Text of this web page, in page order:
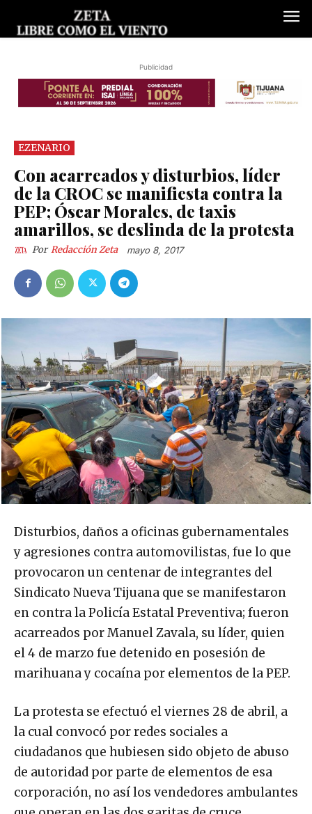
Publicidad
EZENARIO
Con acarreados y disturbios, líder
de la CROC se manifiesta contra la
PEP; Óscar Morales, de taxis
amarillos, se deslinda de la protesta
Por Redacción Zeta mayo 8, 2017
Disturbios, daños a oficinas gubernamentales
y agresiones contra automovilistas, fue lo que
provocaron un centenar de integrantes del
Sindicato Nueva Tijuana que se manifestaron
en contra la Policía Estatal Preventiva; fueron
acarreados por Manuel Zavala, su líder, quien
el 4 de marzo fue detenido en posesión de
marihuana y cocaína por elementos de la PEP.
La protesta se efectuó el viernes 28 de abril, a
la cual convocó por redes sociales a
ciudadanos que hubiesen sido objeto de abuso
de autoridad por parte de elementos de esa
corporación, no así los vendedores ambulantes